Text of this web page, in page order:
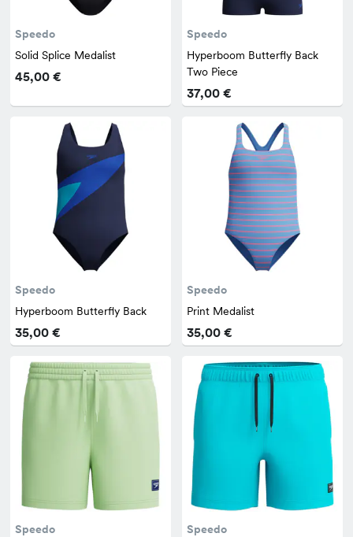
Speedo
Solid Splice Medalist
45,00 €
Speedo
Hyperboom Butterfly Back
Two Piece
37,00 €
Speedo
Hyperboom Butterfly Back
35,00 €
Speedo
Print Medalist
35,00 €
Speedo
Speedo